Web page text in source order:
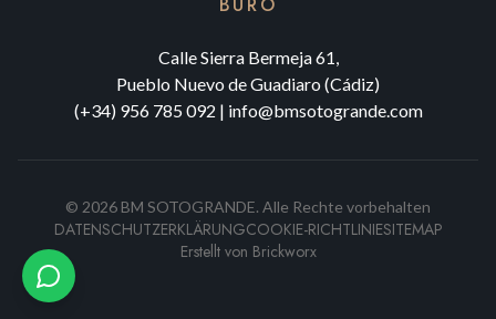
Calle Sierra Bermeja 61,
Pueblo Nuevo de Guadiaro (Cádiz)
(+34) 956 785 092 | info@bmsotogrande.com
© 2026 BM SOTOGRANDE. Alle Rechte vorbehalten
DATENSCHUTZERKLÄRUNGCOOKIE-RICHTLINIESITEMAP
Erstellt von Brickworx